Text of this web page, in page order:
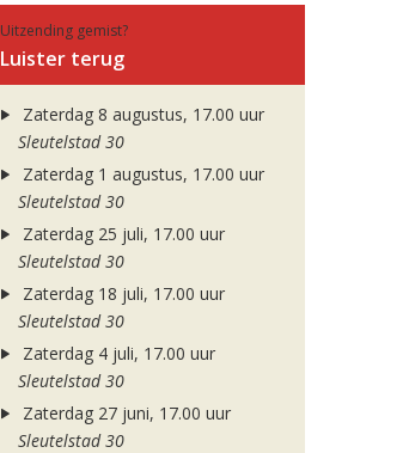
Uitzending gemist?
Luister terug
Zaterdag 8 augustus, 17.00 uur
Sleutelstad 30
Zaterdag 1 augustus, 17.00 uur
Sleutelstad 30
Zaterdag 25 juli, 17.00 uur
Sleutelstad 30
Zaterdag 18 juli, 17.00 uur
Sleutelstad 30
Zaterdag 4 juli, 17.00 uur
Sleutelstad 30
Zaterdag 27 juni, 17.00 uur
Sleutelstad 30